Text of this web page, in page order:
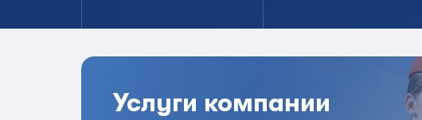
Услуги компании